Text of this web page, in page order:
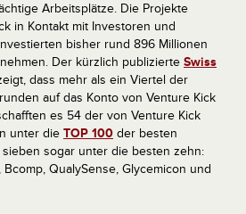
Arbeitsplätze. Die Projekte
in Kontakt mit Investoren und
bisher rund 896 Millionen
Der kürzlich publizierte Swiss
dass mehr als ein Viertel der
auf das Konto von Venture Kick
es 54 der von Venture Kick
unter die TOP 100 der besten
sogar unter die besten zehn:
Bcomp, QualySense, Glycemicon und